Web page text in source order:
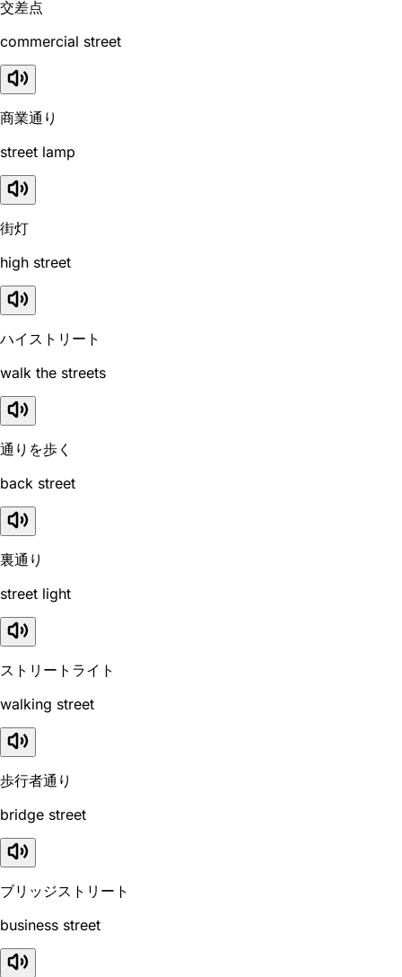
交差点
commercial street
商業通り
street lamp
街灯
high street
ハイストリート
walk the streets
通りを歩く
back street
裏通り
street light
ストリートライト
walking street
歩行者通り
bridge street
ブリッジストリート
business street